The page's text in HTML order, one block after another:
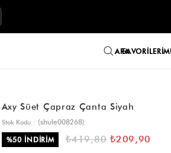
FAVORILERIM
Axy Süet Çapraz Çanta Siyah
Stok Kodu
(shule008268)
%50İNDIRIM ₺419,80 ₺209,90